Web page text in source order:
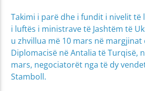
Takimi i parë dhe i fundit i nivelit të
i luftës i ministrave të Jashtëm të
u zhvillua më 10 mars në
Diplomacisë në Antalia të Turqisë,
mars, negociatorët nga të dy
Stamboll.